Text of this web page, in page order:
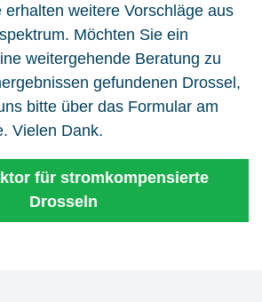
erhalten weitere Vorschläge aus
Möchten Sie ein
weitergehende Beratung zu
gefundenen Drossel,
bitte über das Formular am
Vielen Dank.
für stromkompensierte
Drosseln